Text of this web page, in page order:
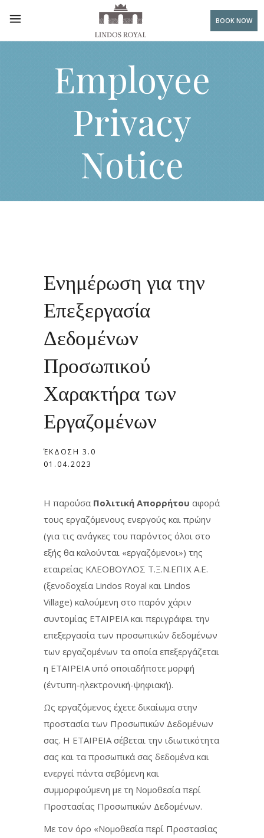
BOOK NOW
Employee
Privacy
Notice
Ενημέρωση για την
Επεξεργασία
Δεδομένων
Προσωπικού
Χαρακτήρα των
Εργαζομένων
ΈΚΔΟΣΗ 3.0
01.04.2023
Η παρούσα Πολιτική Απορρήτου αφορά
τους εργαζόμενους ενεργούς και πρώην
(για τις ανάγκες του παρόντος όλοι στο
εξής θα καλούνται «εργαζόμενοι») της
εταιρείας ΚΛΕΟΒΟΥΛΟΣ Τ.Ξ.Ν.ΕΠΙΧ Α.Ε.
(ξενοδοχεία Lindos Royal και Lindos
Village) καλούμενη στο παρόν χάριν
συντομίας ΕΤΑΙΡΕΙΑ και περιγράφει την
επεξεργασία των προσωπικών δεδομένων
των εργαζομένων τα οποία επεξεργάζεται
η ΕΤΑΙΡΕΙΑ υπό οποιαδήποτε μορφή
(έντυπη-ηλεκτρονική-ψηφιακή).
Ως εργαζόμενος έχετε δικαίωμα στην
προστασία των Προσωπικών Δεδομένων
σας. Η ΕΤΑΙΡΕΙΑ σέβεται την ιδιωτικότητα
σας και τα προσωπικά σας δεδομένα και
ενεργεί πάντα σεβόμενη και
συμμορφούμενη με τη Νομοθεσία περί
Προστασίας Προσωπικών Δεδομένων.
Με τον όρο «Νομοθεσία περί Προστασίας